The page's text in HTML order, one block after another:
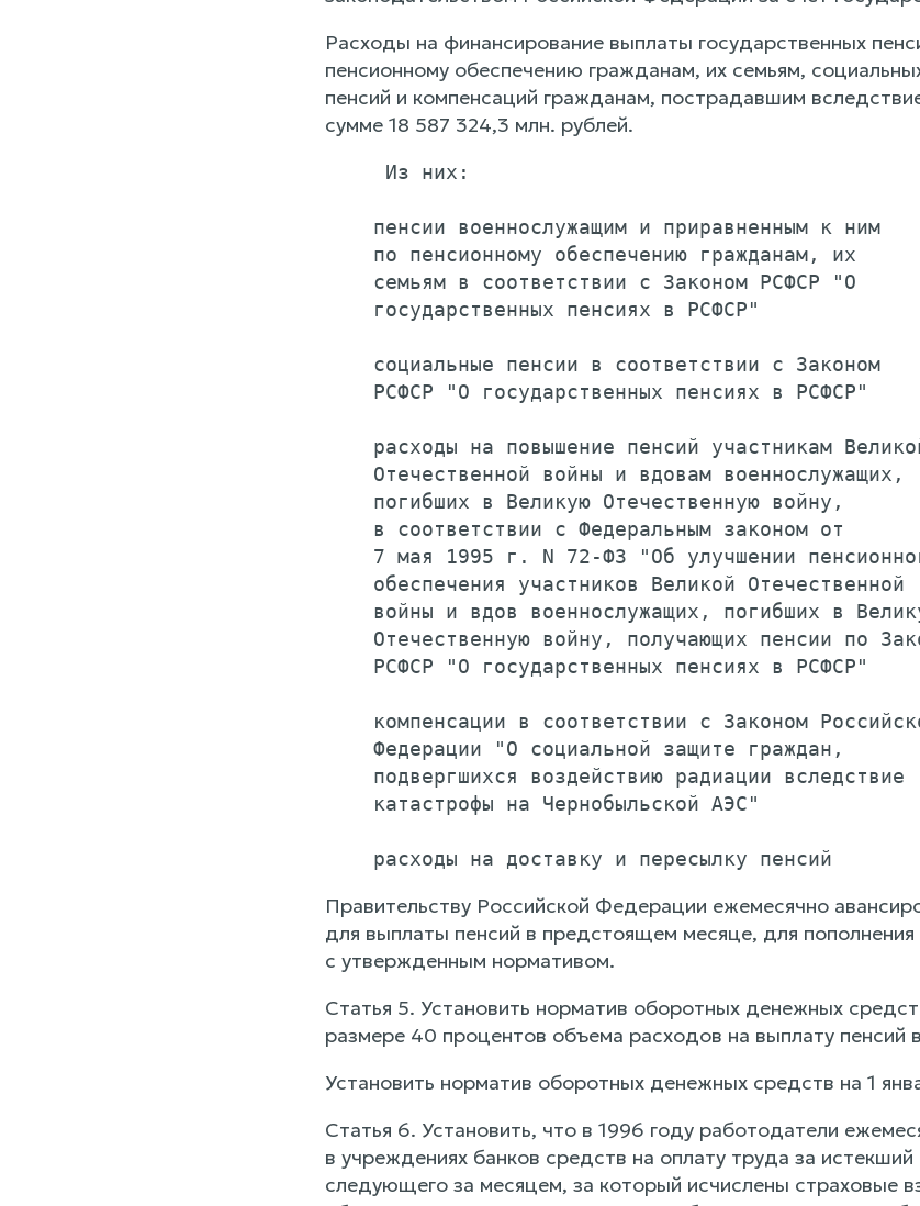
Расходы на финансирование выплаты государственных
пенсионному обеспечению гражданам, их семьям,
пенсий и компенсаций гражданам, пострадавшим
сумме 18 587 324,3 млн. рублей.
     Из них:
    пенсии военнослужащим и приравненным к ним
    по пенсионному обеспечению гражданам, их
    семьям в соответствии с Законом РСФСР "О
государственных пенсиях в РСФСР"
    социальные пенсии в соответствии с Законом
РСФСР "О государственных пенсиях в РСФСР"
расходы на повышение пенсий участникам
    Отечественной войны и вдовам военнослужащих,
    погибших в Великую Отечественную войну,
    в соответствии с Федеральным законом от
7 мая 1995 г. N 72-ФЗ "Об улучшении
    обеспечения участников Великой Отечественной
войны и вдов военнослужащих, погибших в
Отечественную войну, получающих пенсии по
РСФСР "О государственных пенсиях в РСФСР"
компенсации в соответствии с Законом
    Федерации "О социальной защите граждан,
    подвергшихся воздействию радиации вследствие
катастрофы на Чернобыльской АЭС"
Правительству Российской Федерации ежемесячно
для выплаты пенсий в предстоящем месяце, для
с утвержденным нормативом.
Статья 5. Установить норматив оборотных денежных
размере 40 процентов объема расходов на выплату
Установить норматив оборотных денежных средств на 1
Статья 6. Установить, что в 1996 году работодатели
в учреждениях банков средств на оплату труда за
следующего за месяцем, за который исчислены страховые